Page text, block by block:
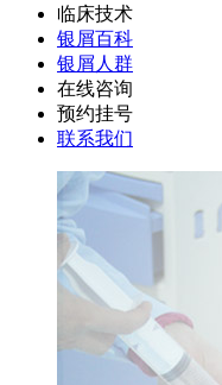
临床技术
银屑百科
银屑人群
在线咨询
预约挂号
联系我们